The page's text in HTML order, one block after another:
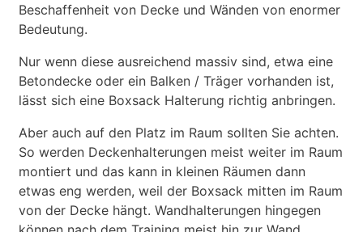
Beschaffenheit von Decke und Wänden von enormer
Bedeutung.
Nur wenn diese ausreichend massiv sind, etwa eine
Betondecke oder ein Balken / Träger vorhanden ist,
lässt sich eine Boxsack Halterung richtig anbringen.
Aber auch auf den Platz im Raum sollten Sie achten.
So werden Deckenhalterungen meist weiter im Raum
montiert und das kann in kleinen Räumen dann
etwas eng werden, weil der Boxsack mitten im Raum
von der Decke hängt. Wandhalterungen hingegen